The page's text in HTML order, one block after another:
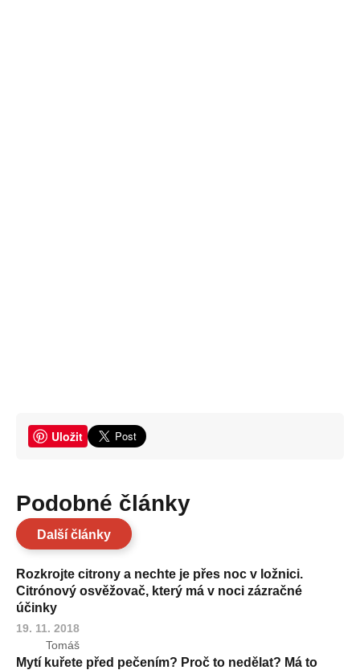
Uložit
Podobné články
Další články
Rozkrojte citrony a nechte je přes noc v ložnici.
Citrónový osvěžovač, který má v noci zázračné
účinky
19. 11. 2018
Tomáš
Mytí kuřete před pečením? Proč to nedělat? Má to